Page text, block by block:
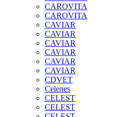
CAROVITA
CAROVITA
CAVIAR
CAVIAR
CAVIAR
CAVIAR
CAVIAR
CAVIAR
CDVET
Celenes
CELEST
CELEST